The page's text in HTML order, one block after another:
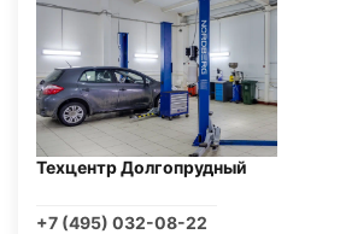
Техцентр Долгопрудный
+7 (495) 032-08-22